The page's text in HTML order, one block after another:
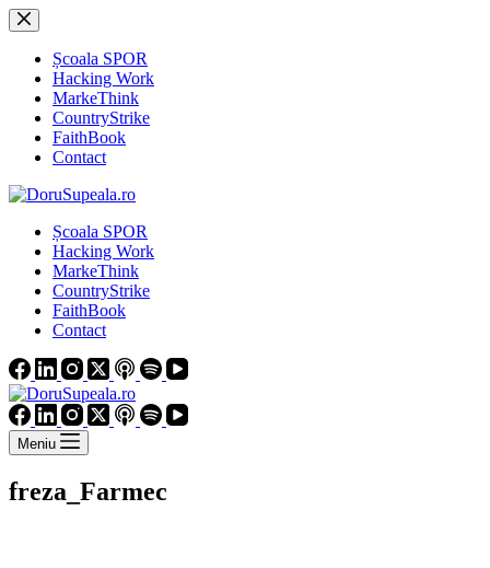
Sari
la
conținutȘcoala SPOR
Hacking Work
MarkeThink
CountryStrike
FaithBook
Contact
Școala SPOR
Hacking Work
MarkeThink
CountryStrike
FaithBook
Contact
Meniu
freza_Farmec